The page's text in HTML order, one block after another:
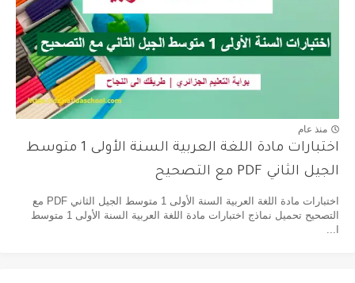
منذ عام
اختبارات مادة اللغة العربية السنة الأولى 1 متوسط
الجيل الثاني PDF مع التصحيح
اختبارات مادة اللغة العربية السنة الأولى 1 متوسط الجيل الثاني PDF مع
التصحيح تحميل نماذج اختبارات مادة اللغة العربية السنة الأولى 1 متوسط
ا...